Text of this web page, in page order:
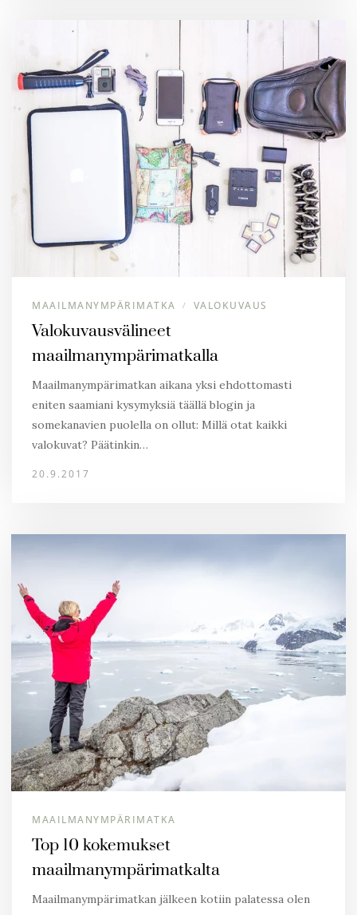
MAAILMANYMPÄRIMATKA / VALOKUVAUS
Valokuvausvälineet
maailmanympärimatkalla
Maailmanympärimatkan aikana yksi ehdottomasti
eniten saamiani kysymyksiä täällä blogin ja
somekanavien puolella on ollut: Millä otat kaikki
valokuvat? Päätinkin…
20.9.2017
MAAILMANYMPÄRIMATKA
Top 10 kokemukset
maailmanympärimatkalta
Maailmanympärimatkan jälkeen kotiin palatessa olen